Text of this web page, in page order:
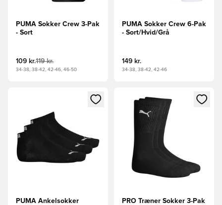
PUMA Sokker Crew 3-Pak
- Sort
109 kr.119 kr.
34-38, 38-42, 42-46, 46-50
PUMA Sokker Crew 6-Pak
- Sort/Hvid/Grå
149 kr.
34-38, 38-42, 42-46
Åbner en Modal til at logge ind eller tilmelde dig som
PUMA Ankelsokker
Åbner en Modal til at logge
PRO Træner Sokker 3-Pak